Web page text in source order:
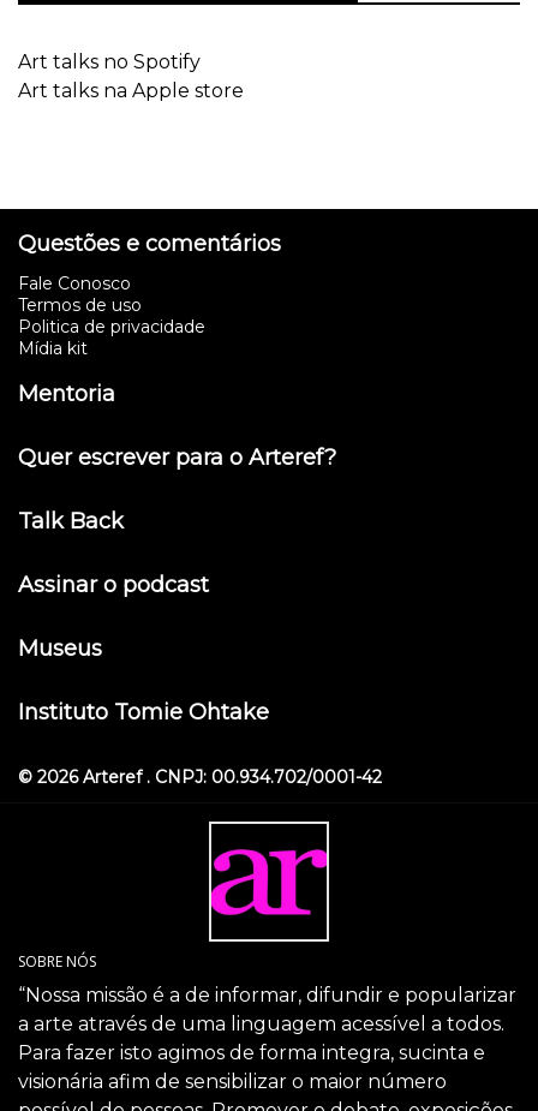
Art talks no Spotify
Art talks na Apple store
Questões e comentários
Fale Conosco
Termos de uso
Politica de privacidade
Mídia kit
Mentoria
Quer escrever para o Arteref?
Talk Back
Assinar o podcast
Museus
Instituto Tomie Ohtake
© 2026 Arteref . CNPJ: 00.934.702/0001-42
SOBRE NÓS
“Nossa missão é a de informar, difundir e popularizar
a arte através de uma linguagem acessível a todos.
Para fazer isto agimos de forma integra, sucinta e
visionária afim de sensibilizar o maior número